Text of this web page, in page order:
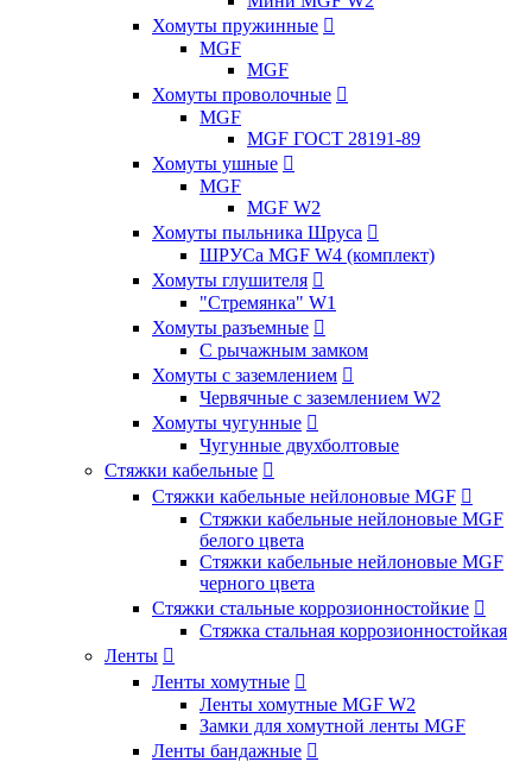
Хомуты пружинные 
MGF
MGF
Хомуты проволочные 
MGF
MGF ГОСТ 28191-89
Хомуты ушные 
MGF
MGF W2
Хомуты пыльника Шруса 
ШРУСа MGF W4 (комплект)
Хомуты глушителя 
"Стремянка" W1
Хомуты разъемные 
С рычажным замком
Хомуты с заземлением 
Червячные с заземлением W2
Хомуты чугунные 
Чугунные двухболтовые
Стяжки кабельные 
Стяжки кабельные нейлоновые MGF 
Стяжки кабельные нейлоновые MGF
белого цвета
Стяжки кабельные нейлоновые MGF
черного цвета
Стяжки стальные коррозионностойкие 
Стяжка стальная коррозионностойкая
Ленты 
Ленты хомутные 
Ленты хомутные MGF W2
Замки для хомутной ленты MGF
Ленты бандажные 